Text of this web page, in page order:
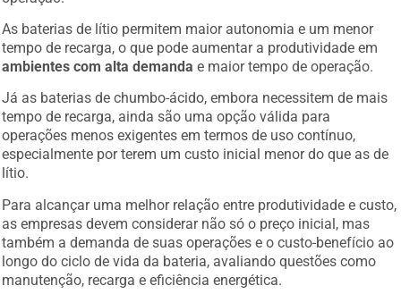
As baterias de lítio permitem maior autonomia e um menor
tempo de recarga, o que pode aumentar a produtividade em
ambientes com alta demanda e maior tempo de operação.
Já as baterias de chumbo-ácido, embora necessitem de mais
tempo de recarga, ainda são uma opção válida para
operações menos exigentes em termos de uso contínuo,
especialmente por terem um custo inicial menor do que as de
lítio.
Para alcançar uma melhor relação entre produtividade e custo,
as empresas devem considerar não só o preço inicial, mas
também a demanda de suas operações e o custo-benefício ao
longo do ciclo de vida da bateria, avaliando questões como
manutenção, recarga e eficiência energética.